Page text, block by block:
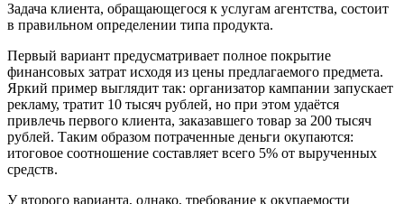
Задача клиента, обращающегося к услугам агентства, состоит
в правильном определении типа продукта.
Первый вариант предусматривает полное покрытие
финансовых затрат исходя из цены предлагаемого предмета.
Яркий пример выглядит так: организатор кампании запускает
рекламу, тратит 10 тысяч рублей, но при этом удаётся
привлечь первого клиента, заказавшего товар за 200 тысяч
рублей. Таким образом потраченные деньги окупаются:
итоговое соотношение составляет всего 5% от вырученных
средств.
У второго варианта, однако, требование к окупаемости